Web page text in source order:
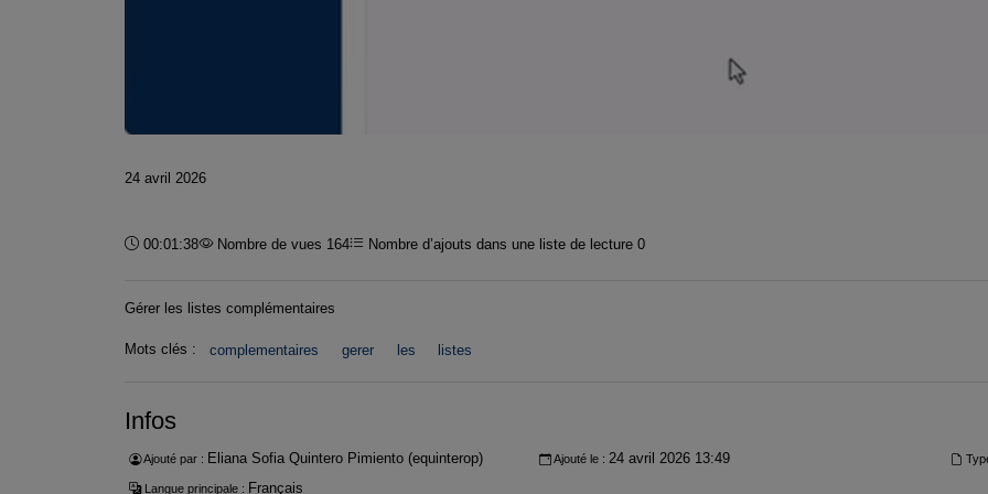
24 avril 2026
Durée :
00:01:38 Nombre de vues 164 Nombre d’ajouts dans une liste de lecture 0
Gérer les listes complémentaires
Mots clés : complementaires gerer les listes
Infos
Ajouté par : Eliana Sofia Quintero Pimiento (equinterop) Ajouté le : 24 avril 2026 13:49
Langue principale : Français